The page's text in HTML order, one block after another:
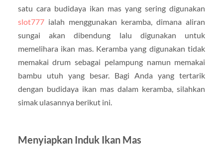
satu cara budidaya ikan mas yang sering digunakan
slot777ialah menggunakan keramba, dimana aliran
sungai akan dibendung lalu digunakan untuk
memelihara ikan mas. Keramba yang digunakan tidak
memakai drum sebagai pelampung namun memakai
bambu utuh yang besar. Bagi Anda yang tertarik
dengan budidaya ikan mas dalam keramba, silahkan
simak ulasannya berikut ini.
Menyiapkan Induk Ikan Mas